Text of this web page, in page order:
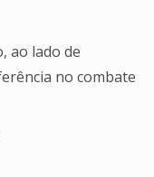
ao lado de
no combate